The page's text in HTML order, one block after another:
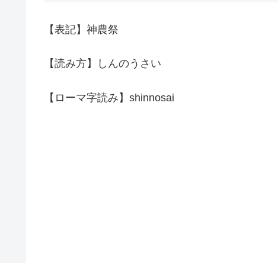
【表記】神農祭
【読み方】しんのうさい
【ローマ字読み】shinnosai